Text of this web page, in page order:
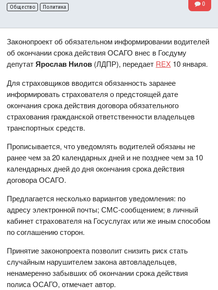
Общество Политика 0
Законопроект об обязательном информировании водителей
об окончании срока действия ОСАГО внес в Госдуму
депутатЯрослав Нилов (ЛДПР), передает REX 10 января.
Для страховщиков вводится обязанность заранее
информировать страхователя о предстоящей дате
окончания срока действия договора обязательного
страхования гражданской ответственности владельцев
транспортных средств.
Прописывается, что уведомлять водителей обязаны не
ранее чем за 20 календарных дней и не позднее чем за 10
календарных дней до дня окончания срока действия
договора ОСАГО.
Предлагается несколько вариантов уведомления: по
адресу электронной почты; СМС-сообщением; в личный
кабинет страхователя на Госуслугах или же иным способом
по соглашению сторон.
Принятие законопроекта позволит снизить риск стать
случайным нарушителем закона автовладельцев,
ненамеренно забывших об окончании срока действия
полиса ОСАГО, отмечает автор.